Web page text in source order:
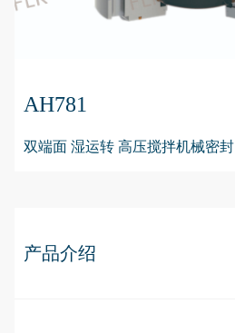
AH781
双端面 湿运转 高压搅拌机械密封
产品介绍